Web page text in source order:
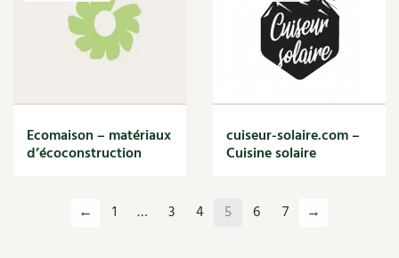
Ecomaison – matériaux
d’écoconstruction
cuiseur-solaire.com –
Cuisine solaire
← 1 … 3 4 5 6 7 →